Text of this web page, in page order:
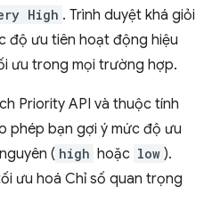
High . Trình duyệt khá giỏi
độ ưu tiên hoạt động hiệu
ưu trong mọi trường hợp.
Priority API và thuộc tính
phép bạn gợi ý mức độ ưu
( high hoặc low ).
ưu hoá Chỉ số quan trọng